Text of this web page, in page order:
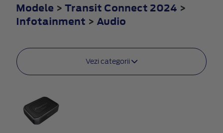
Modele > Transit Connect 2024 >
Infotainment > Audio
Vezi categorii